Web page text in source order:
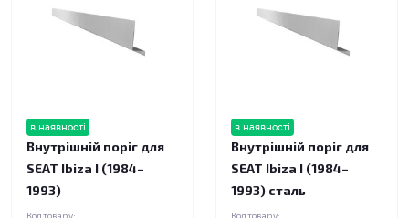
в наявності
Внутрішній поріг для
SEAT Ibiza I (1984–
1993)
Код товару:
в наявності
Внутрішній поріг для
SEAT Ibiza I (1984–
1993) сталь
Код товару: